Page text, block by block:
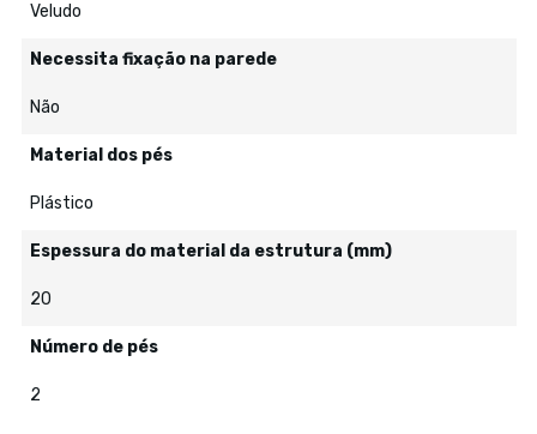
Veludo
Necessita fixação na parede
Não
Material dos pés
Plástico
Espessura do material da estrutura (mm)
20
Número de pés
2